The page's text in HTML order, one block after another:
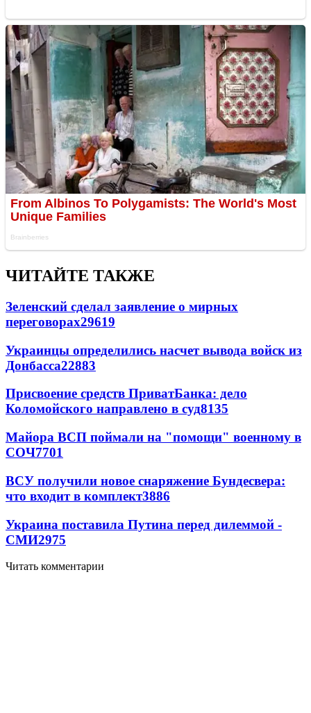
ЧИТАЙТЕ ТАКЖЕ
Зеленский сделал заявление о мирных
переговорах29619
Украинцы определились насчет вывода войск из
Донбасса22883
Присвоение средств ПриватБанка: дело
Коломойского направлено в суд8135
Майора ВСП поймали на "помощи" военному в
СОЧ7701
ВСУ получили новое снаряжение Бундесвера:
что входит в комплект3886
Украина поставила Путина перед дилеммой -
СМИ2975
Читать комментарии